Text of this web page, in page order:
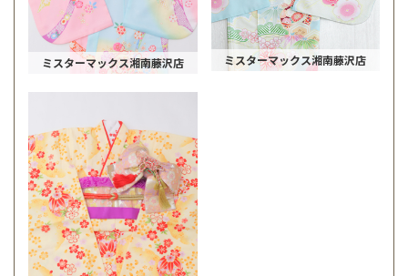
ミスターマックス湘南藤沢店 ミスターマックス湘南藤沢店